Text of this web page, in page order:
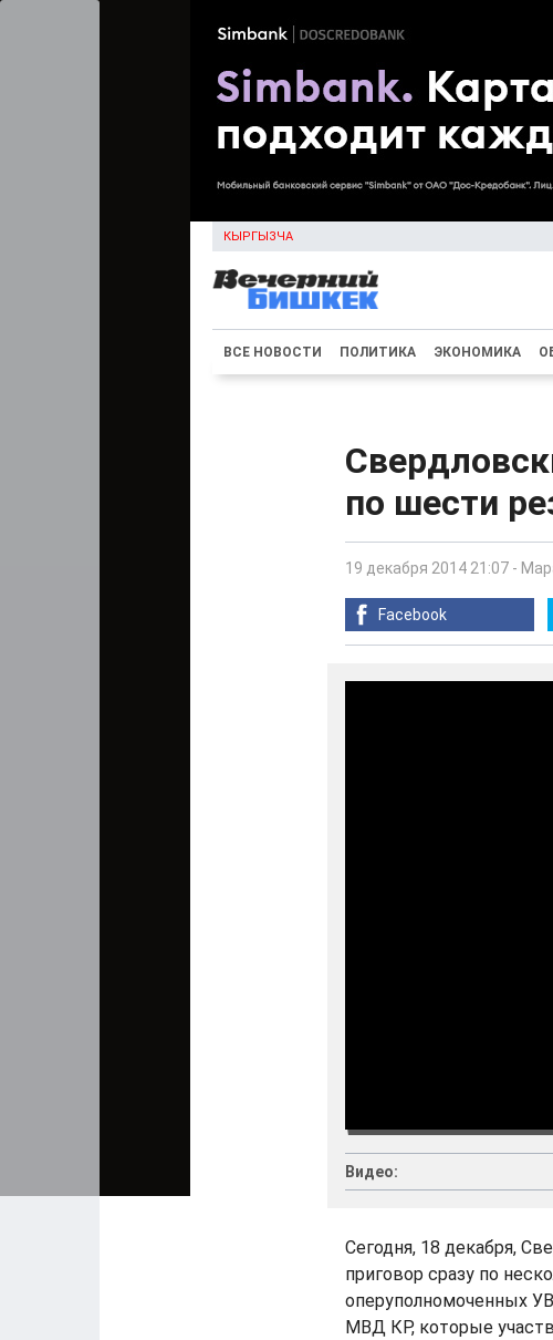
КЫРГЫЗЧА
ВСЕ НОВОСТИ ПОЛИТИКА ЭКОНОМИКА
по шести
19 декабря 2014 21:07 -
Facebook
Видео:
Сегодня, 18 декабря,
приговор сразу по
оперуполномоченных
МВД КР, которые